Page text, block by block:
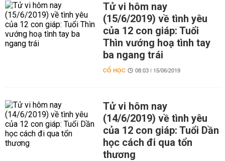
Tử vi hôm nay
(15/6/2019) về tình yêu
của 12 con giáp: Tuổi
Thìn vướng hoạ tình tay
ba ngang trái
CỔ HỌC 08:03 | 15/06/2019
Tử vi hôm nay
(14/6/2019) về tình yêu
của 12 con giáp: Tuổi Dần
học cách đi qua tổn
thương